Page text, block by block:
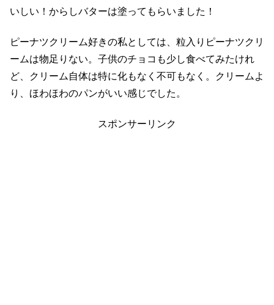
いしい！からしバターは塗ってもらいました！
ピーナツクリーム好きの私としては、粒入りピーナツクリ
ームは物足りない。子供のチョコも少し食べてみたけれ
ど、クリーム自体は特に化もなく不可もなく。クリームよ
り、ほわほわのパンがいい感じでした。
スポンサーリンク